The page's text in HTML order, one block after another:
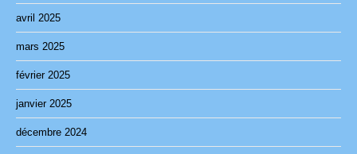
avril 2025
mars 2025
février 2025
janvier 2025
décembre 2024